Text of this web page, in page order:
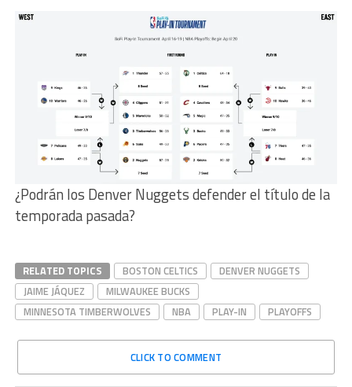
¿Podrán los Denver Nuggets defender el título de la
temporada pasada?
RELATED TOPICS BOSTON CELTICS
DENVER NUGGETS
JAIME JÁQUEZ
MILWAUKEE BUCKS
MINNESOTA TIMBERWOLVES
NBA PLAY-IN PLAYOFFS
CLICK TO COMMENT